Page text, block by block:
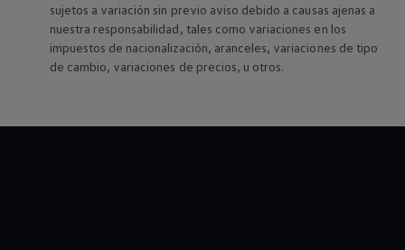
sujetos a variación sin previo aviso debido a causas ajenas a
nuestra responsabilidad, tales como variaciones en los
impuestos de nacionalización, aranceles, variaciones de tipo
de cambio, variaciones de precios, u otros.